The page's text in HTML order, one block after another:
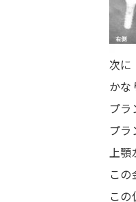
次に
かな
プラ
プ
上
こ
この